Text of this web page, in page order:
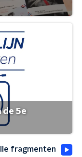
de 5e
fragmenten